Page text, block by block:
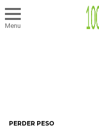
Menu
PERDER PESO